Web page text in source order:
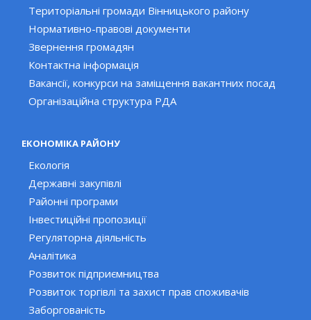
Територіальні громади Вінницького району
Нормативно-правові документи
Звернення громадян
Контактна інформація
Вакансії, конкурси на заміщення вакантних посад
Організаційна структура РДА
ЕКОНОМІКА РАЙОНУ
Екологія
Державні закупівлі
Районні програми
Інвестиційні пропозиції
Регуляторна діяльність
Аналітика
Розвиток підприємництва
Розвиток торгівлі та захист прав споживачів
Заборгованість